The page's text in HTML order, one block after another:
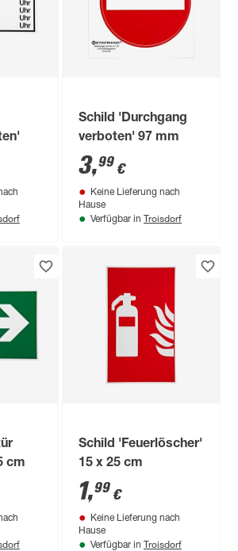
Schild 'Durchgang
verboten' 97 mm
3,99 €
Keine Lieferung nach
Hause
Verfügbar in Troisdorf
cm
Schild 'Feuerlöscher'
15 x 25 cm
1,99 €
Keine Lieferung nach
Hause
Verfügbar in Troisdorf